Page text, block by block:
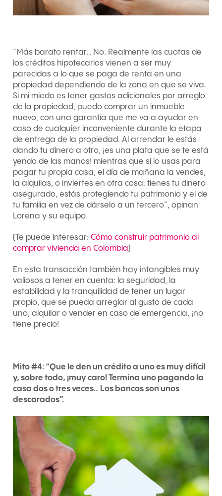
“Más barato rentar… No. Realmente las cuotas de
los créditos hipotecarios vienen a ser muy
parecidas a lo que se paga de renta en una
propiedad dependiendo de la zona en que se viva.
Si mi miedo es tener gastos adicionales por arreglo
de la propiedad, puedo comprar un inmueble
nuevo, con una garantía que me va a ayudar en
caso de cualquier inconveniente durante la etapa
de entrega de la propiedad. Al arrendar le estás
dando tu dinero a otro, ¡es una plata que se te está
yendo de las manos! mientras que si lo usas para
pagar tu propia casa, el día de mañana la vendes,
la alquilas, o inviertes en otra cosa: tienes tu dinero
asegurado, estás protegiendo tu patrimonio y el de
tu familia en vez de dárselo a un tercero”, opinan
Lorena y su equipo.
(Te puede interesar:Cómo construir patrimonio al
comprar vivienda en Colombia)
En esta transacción también hay intangibles muy
valiosos a tener en cuenta: la seguridad, la
estabilidad y la tranquilidad de tener un lugar
propio, que se pueda arreglar al gusto de cada
uno, alquilar o vender en caso de emergencia, ¡no
tiene precio!
Mito #4: “Que le den un crédito a uno es muy difícil
y, sobre todo, ¡muy caro! Termina uno pagando la
casa dos o tres veces… Los bancos son unos
descarados”.